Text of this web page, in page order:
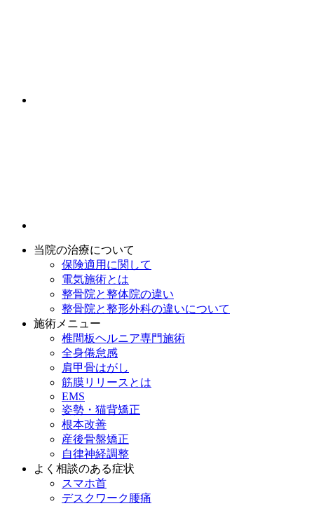
当院の治療について
保険適用に関して
電気施術とは
整骨院と整体院の違い
整骨院と整形外科の違いについて
施術メニュー
椎間板ヘルニア専門施術
全身倦怠感
肩甲骨はがし
筋膜リリースとは
EMS
姿勢・猫背矯正
根本改善
産後骨盤矯正
自律神経調整
よく相談のある症状
スマホ首
デスクワーク腰痛